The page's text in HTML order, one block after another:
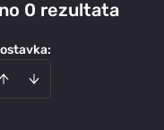
0 rezultata